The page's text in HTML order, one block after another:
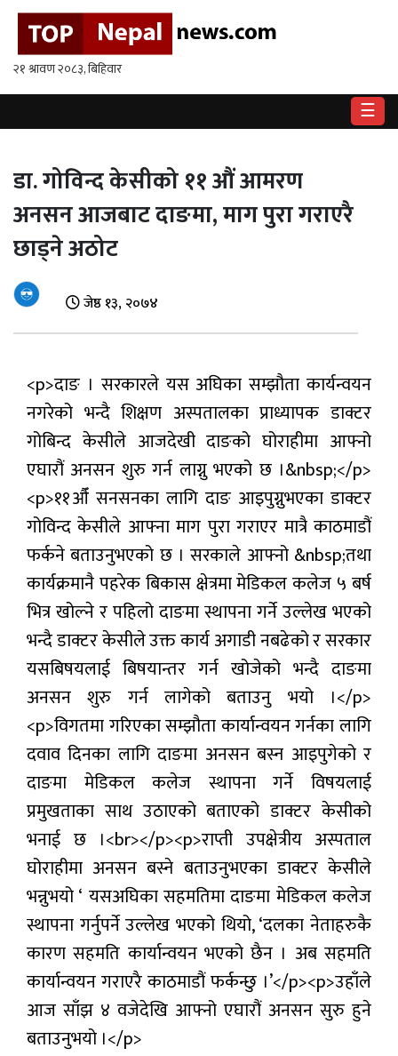
☰
गृहपृष्ठ
राजनीति
अर्थ
खेलकुद
विश्व
बिचार
/
अन्तर्वाता
प्रबास
स्वास्थ्य
जापान
English
डा. गोविन्द केसीको ११ औं आमरण
अनसन आजबाट दाङमा, माग पुरा गराएरै
छाड्ने अठोट
जेष्ठ १३, २०७४
<p>दाङ । सरकारले यस अघिका सम्झौता कार्यन्वयन
नगरेको भन्दै शिक्षण अस्पतालका प्राध्यापक डाक्टर
गोबिन्द केसीले आजदेखी दाङको घोराहीमा आफ्नो
एघारौं अनसन शुरु गर्न लाग्नु भएको छ ।&nbsp;</p>
<p>११औँ सनसनका लागि दाङ आइपुग्नुभएका डाक्टर
गोविन्द केसीले आफ्ना माग पुरा गराएर मात्रै काठमाडौं
फर्कने बताउनुभएको छ । सरकाले आफ्नो &nbsp;तथा
कार्यक्रमानै पहरेक बिकास क्षेत्रमा मेडिकल कलेज ५ बर्ष
भित्र खोल्ने र पहिलो दाङमा स्थापना गर्ने उल्लेख भएको
भन्दै डाक्टर केसीले उक्त कार्य अगाडी नबढेको र सरकार
यसबिषयलाई बिषयान्तर गर्न खोजेको भन्दै दाङमा
अनसन शुरु गर्न लागेको बताउनु भयो ।</p>
<p>विगतमा गरिएका सम्झौता कार्यान्वयन गर्नका लागि
दवाव दिनका लागि दाङमा अनसन बस्न आइपुगेको र
दाङमा मेडिकल कलेज स्थापना गर्ने विषयलाई
प्रमुखताका साथ उठाएको बताएको डाक्टर केसीको
भनाई छ ।<br></p><p>राप्ती उपक्षेत्रीय अस्पताल
घोराहीमा अनसन बस्ने बताउनुभएका डाक्टर केसीले
भन्नुभयो ‘ यसअघिका सहमतिमा दाङमा मेडिकल कलेज
स्थापना गर्नुपर्ने उल्लेख भएको थियो, ‘दलका नेताहरुकै
कारण सहमति कार्यान्वयन भएको छैन । अब सहमति
कार्यान्वयन गराएरै काठमाडौं फर्कन्छु ।’</p><p>उहाँले
आज साँझ ४ वजेदेखि आफ्नो एघारौं अनसन सुरु हुने
बताउनुभयो ।</p>